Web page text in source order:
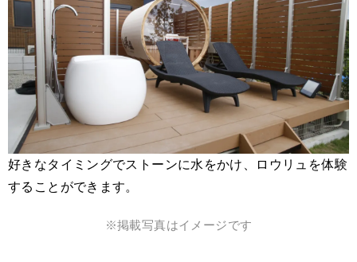
好きなタイミングでストーンに水をかけ、ロウリュを体験
することができます。
※掲載写真はイメージです